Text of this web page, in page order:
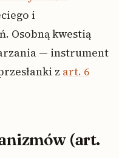
i
Osobną kwestią
— instrument
z art. 6
(art.